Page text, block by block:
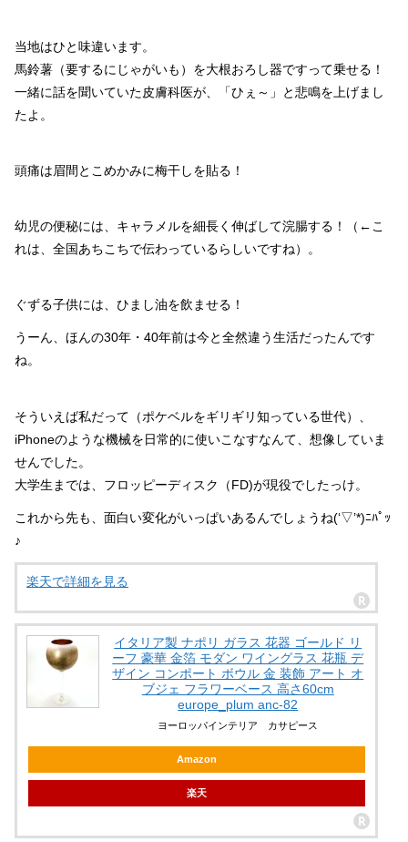
当地はひと味違います。
馬鈴薯（要するにじゃがいも）を大根おろし器ですって乗せる！
一緒に話を聞いていた皮膚科医が、「ひぇ～」と悲鳴を上げまし
たよ。
頭痛は眉間とこめかみに梅干しを貼る！
幼児の便秘には、キャラメルを細長く伸ばして浣腸する！（←こ
れは、全国あちこちで伝わっているらしいですね）。
ぐずる子供には、ひまし油を飲ませる！
うーん、ほんの30年・40年前は今と全然違う生活だったんです
ね。
そういえば私だって（ポケベルをギリギリ知っている世代）、
iPhoneのような機械を日常的に使いこなすなんて、想像していま
せんでした。
大学生までは、フロッピーディスク（FD)が現役でしたっけ。
これから先も、面白い変化がいっぱいあるんでしょうね(‘▽’*)ﾆﾊﾟｯ
♪
楽天で詳細を見る
イタリア製 ナポリ ガラス 花器 ゴールド リ
ーフ 豪華 金箔 モダン ワイングラス 花瓶 デ
ザイン コンポート ボウル 金 装飾 アート オ
ブジェ フラワーベース 高さ60cm
europe_plum anc-82
ヨーロッパインテリア カサピース
Amazon
楽天